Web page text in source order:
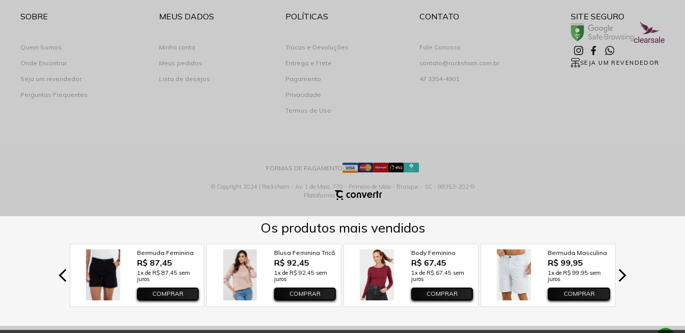
SOBRE
Quem Somos
Onde Encontrar
Seja um revendedor
Perguntas Frequentes
MEUS DADOS
Minha conta
Meus pedidos
Lista de desejos
POLÍTICAS
Trocas e Devoluções
Entrega e Frete
Pagamento
Privacidade
Termos de Uso
CONTATO
Fale Conosco
contato@rocksham.com.br
47 3354-4901
SITE SEGURO
SEJA UM REVENDEDOR
FORMAS DE PAGAMENTO
© Copyright 2024 | Rocksham - Av. 1 de Maio, 770 - Primeiro de Maio - Brusque – SC - 88353-202 ©
Plataforma